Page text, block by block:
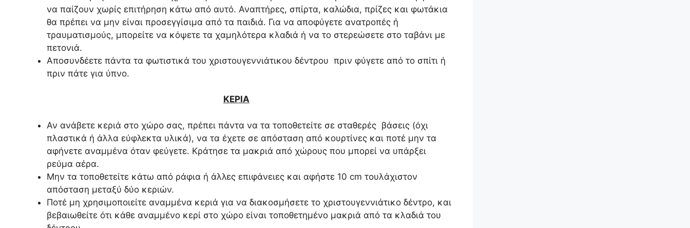
να παίζουν χωρίς επιτήρηση κάτω από αυτό. Αναπτήρες, σπίρτα, καλώδια, πρίζες και φωτάκια
θα πρέπει να μην είναι προσεγγίσιμα από τα παιδιά. Για να αποφύγετε ανατροπές ή
τραυματισμούς, μπορείτε να κόψετε τα χαμηλότερα κλαδιά ή να το στερεώσετε στο ταβάνι με
πετονιά.
Αποσυνδέετε πάντα τα φωτιστικά του χριστουγεννιάτικου δέντρου πριν φύγετε από το σπίτι ή
πριν πάτε για ύπνο.
ΚΕΡΙΑ
Αν ανάβετε κεριά στο χώρο σας, πρέπει πάντα να τα τοποθετείτε σε σταθερές βάσεις (όχι
πλαστικά ή άλλα εύφλεκτα υλικά), να τα έχετε σε απόσταση από κουρτίνες και ποτέ μην τα
αφήνετε αναμμένα όταν φεύγετε. Κράτησε τα μακριά από χώρους που μπορεί να υπάρξει
ρεύμα αέρα.
Μην τα τοποθετείτε κάτω από ράφια ή άλλες επιφάνειες και αφήστε 10 cm τουλάχιστον
απόσταση μεταξύ δύο κεριών.
Ποτέ μη χρησιμοποιείτε αναμμένα κεριά για να διακοσμήσετε το χριστουγεννιάτικο δέντρο, και
βεβαιωθείτε ότι κάθε αναμμένο κερί στο χώρο είναι τοποθετημένο μακριά από τα κλαδιά του